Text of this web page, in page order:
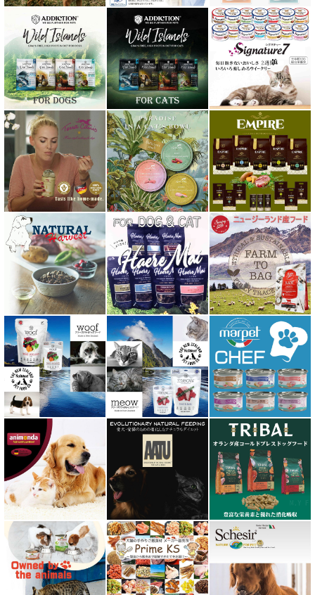
ｐＨ バランス キャット ウォーター
ネイチャーベット NaturVet
バーキングヘッズ BARKING HEADS
ハーロウブレンド Harlow Blend
バイオトロール・バイオフレッシュ Byotrol
バリアサプリ
Haere Mai ハレマエ
阪急ハロードッグ
プロバイオデンタルPet
ビィ・ナチュラル be-NatuRal
ヒマラヤ ドッグ チーズ チュウ
ファープラスト 歯みがきガム
フィッシュ4 ペットフード正規品
フィールドエイト
フォルツァ10 FORZA10
プライムケイズ さかい企画
ブリスミックス BLISMIX
プレスティージ PRESTIGE
プロデン ProDen
ベイリーコー Bailey+Co